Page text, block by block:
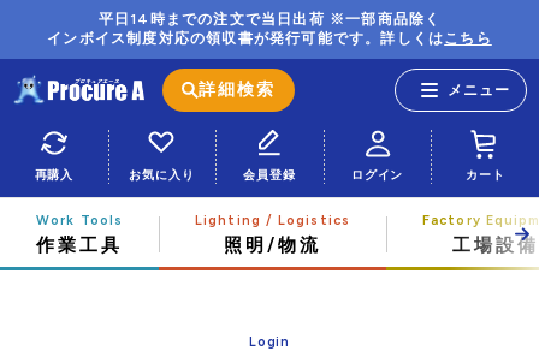
平日14時までの注文で当日出荷 ※一部商品除く
インボイス制度対応の領収書が発行可能です。詳しくはこちら
詳細検索
再購入 お気に入り 会員登録 ログイン カート
作業工具 照明/物流 工場設備
Login